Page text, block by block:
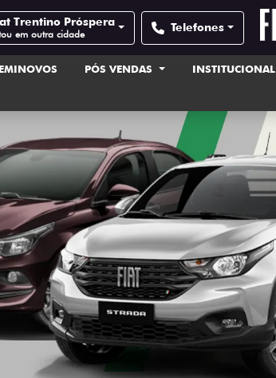
Trentino Próspera
em outra cidade Telefones
PÓS VENDAS INSTITUCIONAL